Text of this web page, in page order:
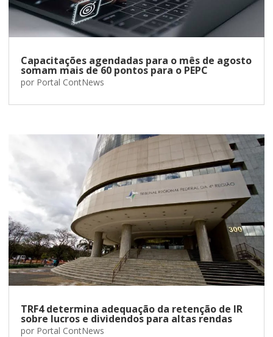
Capacitações agendadas para o mês de agosto
somam mais de 60 pontos para o PEPC
por Portal ContNews
TRF4 determina adequação da retenção de IR
sobre lucros e dividendos para altas rendas
por Portal ContNews